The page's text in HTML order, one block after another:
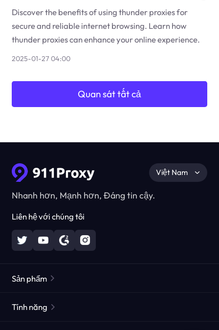
Discover the benefits of using thunder proxies for
secure and reliable internet browsing. Learn how
thunder proxies can enhance your online experience.
2025-01-27 04:00
Quan sát tất cả
Nhanh hơn, Mạnh hơn, Đáng tin cậy.
Liên hệ với chúng tôi
Việt Nam
Sản phẩm
Tính năng